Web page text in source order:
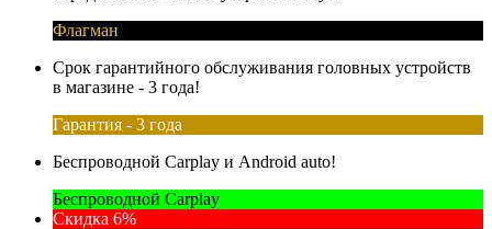
Флагман
Срок гарантийного обслуживания головных устройств
в магазине - 3 года!
Гарантия - 3 года
Беспроводной Carplay и Android auto!
Беспроводной Carplay
Скидка 6%